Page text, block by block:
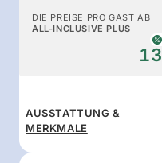
DIE PREISE PRO GAST AB
ALL-INCLUSIVE PLUS
AUSSTATTUNG &
MERKMALE